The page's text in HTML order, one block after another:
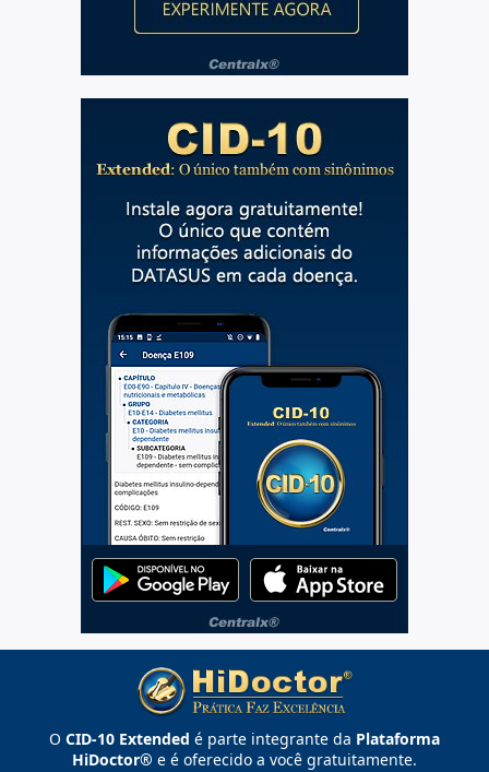
O CID-10 Extended é parte integrante da Plataforma
HiDoctor® e é oferecido a você gratuitamente.